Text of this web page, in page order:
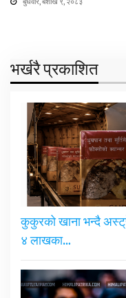
भर्खरै प्रकाशित
कुकुरको खाना भन्दै
४ लाखका…